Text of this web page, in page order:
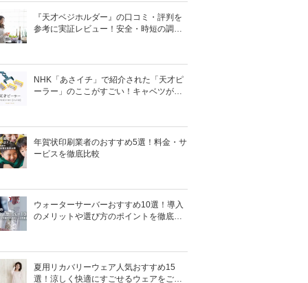
『天才ベジホルダー』の口コミ・評判を
参考に実証レビュー！安全・時短の調理
NHK「あさイチ」で紹介された「天才ピ
ーラー」のここがすごい！キャベツがほ
年賀状印刷業者のおすすめ5選！料金・サ
ービスを徹底比較
ウォーターサーバーおすすめ10選！導入
のメリットや選び方のポイントを徹底解
夏用リカバリーウェア人気おすすめ15
選！涼しく快適にすごせるウェアをご紹